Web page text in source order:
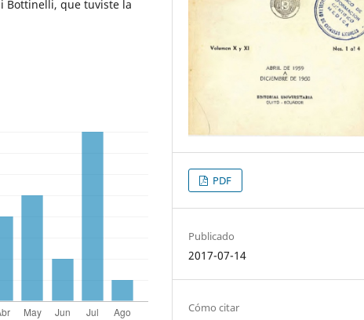
Bottinelli, que tuviste la
PDF
Publicado
2017-07-14
Cómo citar